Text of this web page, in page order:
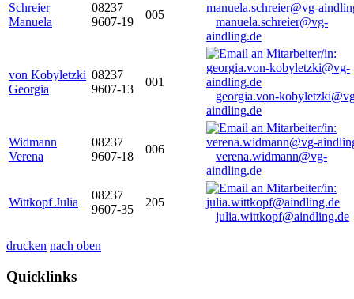
Schreier
Manuela
08237
9607-19
005
manuela.schreier@vg-
aindling.de
von Kobyletzki
Georgia
08237
9607-13
001
georgia.von-
aindling.de
Widmann
Verena
08237
9607-18
006
verena.widmann@vg-
aindling.de
Wittkopf Julia
08237
9607-35
205
julia.wittkopf@aindling.de
drucken nach oben
Quicklinks